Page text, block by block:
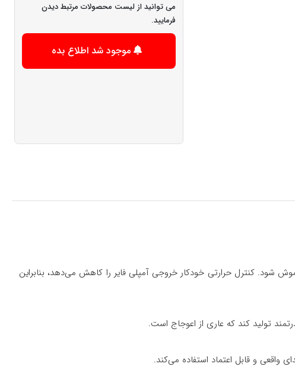
می توانید از لیست محصولات مرتبط دیدن
فرمایید.
موجود شد اطلاع بده
شود. کنترل حرارتی خودکار خروجی آمپلی فایر را کاهش می‌دهد، بنابراین
تولید کند که عاری از اعوجاج است.
واقعی و قابل اعتماد استفاده می‌کند.